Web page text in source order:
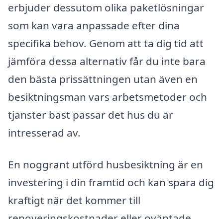
erbjuder dessutom olika paketlösningar
som kan vara anpassade efter dina
specifika behov. Genom att ta dig tid att
jämföra dessa alternativ får du inte bara
den bästa prissättningen utan även en
besiktningsman vars arbetsmetoder och
tjänster bäst passar det hus du är
intresserad av.
En noggrant utförd husbesiktning är en
investering i din framtid och kan spara dig
kraftigt när det kommer till